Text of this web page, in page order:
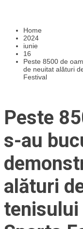
Home
2024
iunie
16
Peste 8500 de
de neuitat alături
Festival
Peste
s-au
alături
tenisului